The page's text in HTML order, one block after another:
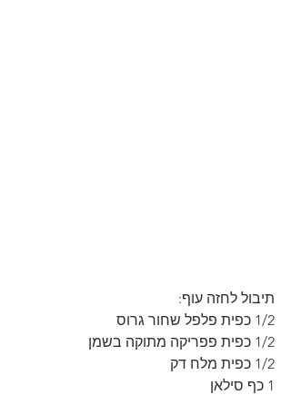
תיבול לחזה עוף:
1/2 כפית פלפל שחור גרוס
1/2 כפית פפריקה מתוקה בשמן
1/2 כפית מלח דק
1 כף סילאן